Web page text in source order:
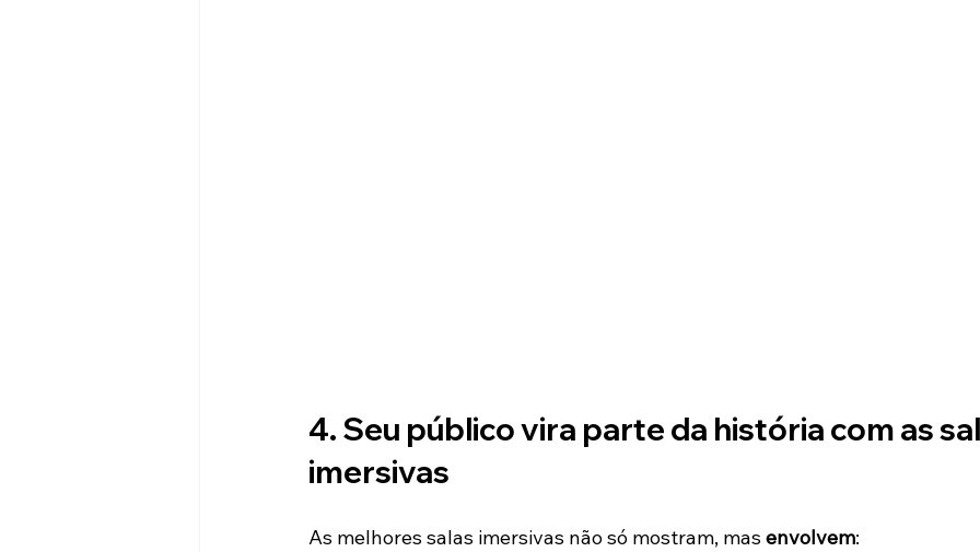
4. Seu público vira parte da história com as
imersivas
As melhores salas imersivas não só mostram, mas envolvem: